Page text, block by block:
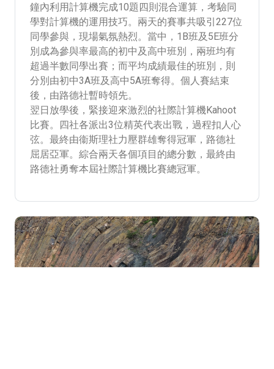
鐘內利用計算機完成10題四則混合運算，考驗同
學對計算機的運用技巧。兩天的賽事共吸引227位
同學參與，現場氣氛熱烈。當中，1B班及5E班分
別成為參與率最高的初中及高中班別，兩班均有
超過半數同學出賽；而平均成績最佳的班別，則
分別由初中3A班及高中5A班奪得。個人賽結束
後，由路德社暫時領先。
翌日放學後，緊接迎來激烈的社際計算機Kahoot
比賽。四社各派出3位精英代表出戰，過程扣人心
弦。最終由衞斯理社力壓群雄奪得冠軍，路德社
屈居亞軍。綜合兩天各個項目的總分數，最終由
路德社勇奪本屆社際計算機比賽總冠軍。